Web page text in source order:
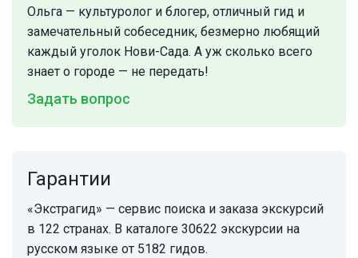
Ольга — культуролог и блогер, отличный гид и
замечательный собеседник, безмерно любящий
каждый уголок Нови-Сада. А уж сколько всего
знает о городе — не передать!
Задать вопрос
Гарантии
«Экстрагид» — сервис поиска и заказа экскурсий
в 122 странах. В каталоге 30622 экскурсии на
русском языке от 5182 гидов.